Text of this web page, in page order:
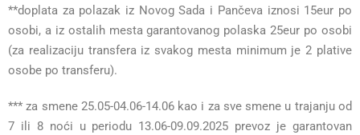
**doplata za polazak iz Novog Sada i Pančeva iznosi 15eur po
osobi, a iz ostalih mesta garantovanog polaska 25eur po osobi
(za realizaciju transfera iz svakog mesta minimum je 2 plative
osobe po transferu).
*** za smene 25.05-04.06-14.06 kao i za sve smene u trajanju od
7 ili 8 noći u periodu 13.06-09.09.2025 prevoz je garantovan